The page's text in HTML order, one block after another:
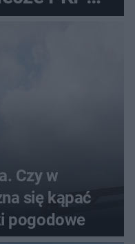
Czy w
się kąpać
pogodowe